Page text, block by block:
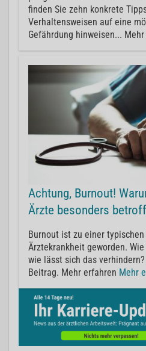
finden Sie zehn konkrete
Verhaltensweisen auf eine
Gefährdung hinweisen...
Achtung, Burnout!
Ärzte besonders
Burnout ist zu einer
Ärztekrankheit geworden.
wie lässt sich das
Beitrag. Mehr erfahren Mehr